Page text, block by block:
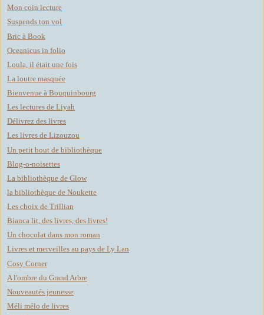
Mon coin lecture
Suspends ton vol
Bric à Book
Oceanicus in folio
Loula, il était une fois
La loutre masquée
Bienvenue à Bouquinbourg
Les lectures de Liyah
Délivrez des livres
Les livres de Lizouzou
Un petit bout de bibliothèque
Blog-o-noisettes
La bibliothèque de Glow
la bibliothèque de Noukette
Les choix de Trillian
Bianca lit, des livres, des livres!
Un chocolat dans mon roman
Livres et merveilles au pays de Ly Lan
Cosy Corner
A l'ombre du Grand Arbre
Nouveautés jeunesse
Méli mélo de livres